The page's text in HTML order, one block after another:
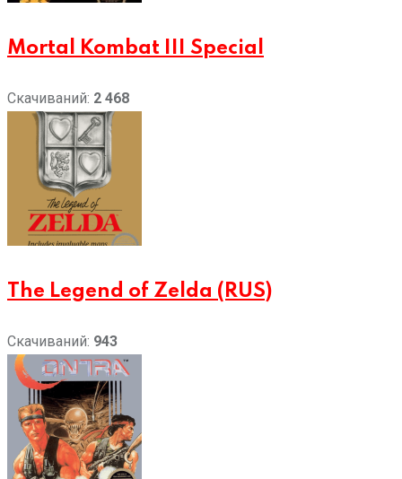
Mortal Kombat III Special
Скачиваний: 2 468
The Legend of Zelda (RUS)
Скачиваний: 943